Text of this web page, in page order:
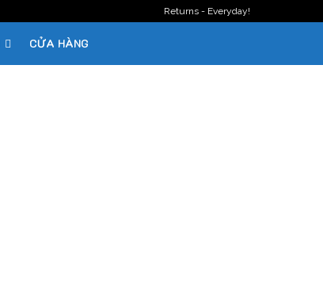
Returns - Everyday!
CỬA HÀNG